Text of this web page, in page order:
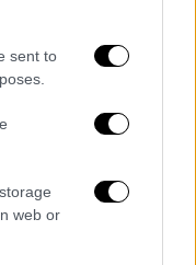
sent to
web or
η Κυβέρνηση
της
των
και
της
για τους